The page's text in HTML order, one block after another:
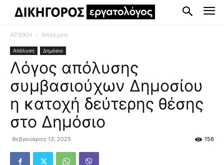
ΑΡΧΙΚΗ Απόλυση
Απόλυση Δημόσιο
Λόγος απόλυσης
συμβασιούχων Δημοσίου
η κατοχή δεύτερης θέσης
στο Δημόσιο
Φεβρουάριος 13, 2025 156